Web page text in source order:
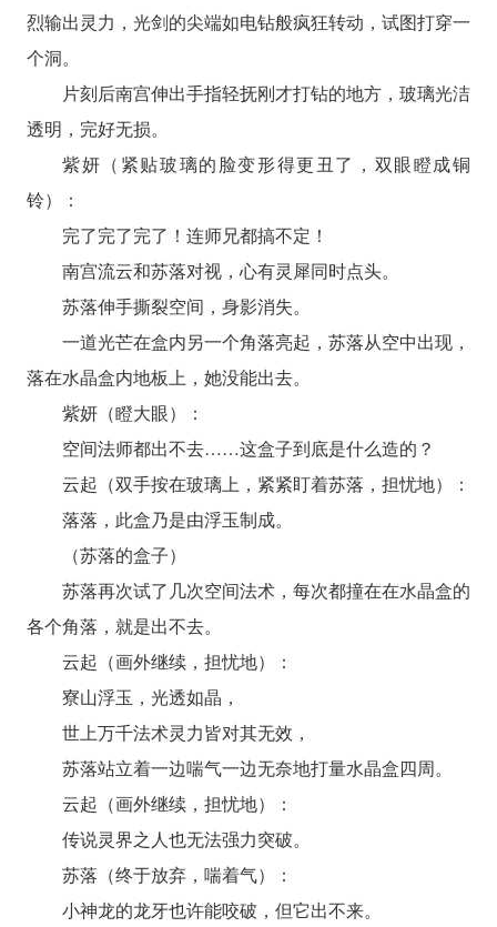
烈输出灵力，光剑的尖端如电钻般疯狂转动，试图打穿一
个洞。
片刻后南宫伸出手指轻抚刚才打钻的地方，玻璃光洁
透明，完好无损。
紫妍（紧贴玻璃的脸变形得更丑了，双眼瞪成铜
铃）：
完了完了完了！连师兄都搞不定！
南宫流云和苏落对视，心有灵犀同时点头。
苏落伸手撕裂空间，身影消失。
一道光芒在盒内另一个角落亮起，苏落从空中出现，
落在水晶盒内地板上，她没能出去。
紫妍（瞪大眼）：
空间法师都出不去……这盒子到底是什么造的？
云起（双手按在玻璃上，紧紧盯着苏落，担忧地）：
落落，此盒乃是由浮玉制成。
（苏落的盒子）
苏落再次试了几次空间法术，每次都撞在在水晶盒的
各个角落，就是出不去。
云起（画外继续，担忧地）：
寮山浮玉，光透如晶，
世上万千法术灵力皆对其无效，
苏落站立着一边喘气一边无奈地打量水晶盒四周。
云起（画外继续，担忧地）：
传说灵界之人也无法强力突破。
苏落（终于放弃，喘着气）：
小神龙的龙牙也许能咬破，但它出不来。